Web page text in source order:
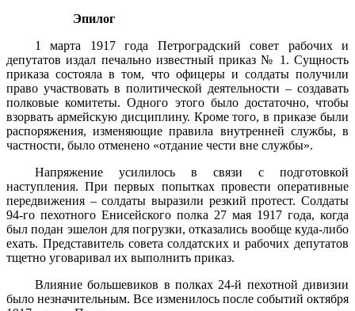
Эпилог
1 марта 1917 года Петроградский совет рабочих и
депутатов издал печально известный приказ № 1. Сущность
приказа состояла в том, что офицеры и солдаты получили
право участвовать в политической деятельности – создавать
полковые комитеты. Одного этого было достаточно, чтобы
взорвать армейскую дисциплину. Кроме того, в приказе были
распоряжения, изменяющие правила внутренней службы, в
частности, было отменено «отдание чести вне службы».
Напряжение усилилось в связи с подготовкой
наступления. При первых попытках провести оперативные
передвижения – солдаты выразили резкий протест. Солдаты
94-го пехотного Енисейского полка 27 мая 1917 года, когда
был подан эшелон для погрузки, отказались вообще куда-либо
ехать. Представитель совета солдатских и рабочих депутатов
тщетно уговаривал их выполнить приказ.
Влияние большевиков в полках 24-й пехотной дивизии
было незначительным. Все изменилось после событий октября